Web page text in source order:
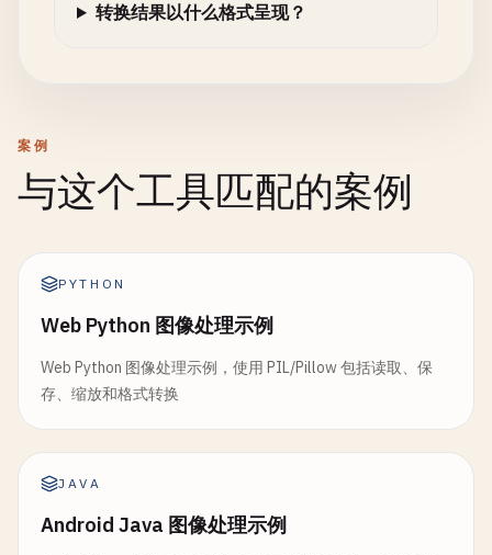
转换结果以什么格式呈现？
案例
与这个工具匹配的案例
PYTHON
Web Python 图像处理示例
Web Python 图像处理示例，使用 PIL/Pillow 包括读取、保
存、缩放和格式转换
JAVA
Android Java 图像处理示例